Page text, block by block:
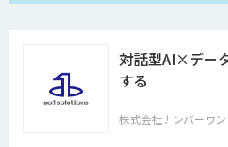
対話型AI×デー
する
株式会社ナンバーワ